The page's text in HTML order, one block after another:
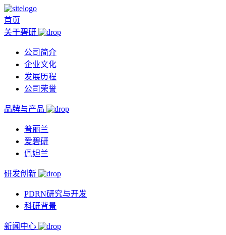
首页
关于碧研
公司简介
企业文化
发展历程
公司荣誉
品牌与产品
普丽兰
爱碧研
佩妲兰
研发创新
PDRN研究与开发
科研背景
新闻中心